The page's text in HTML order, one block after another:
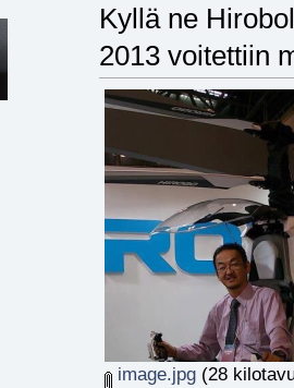
Kyllä ne
2013 voitettiin
image.jpg(28